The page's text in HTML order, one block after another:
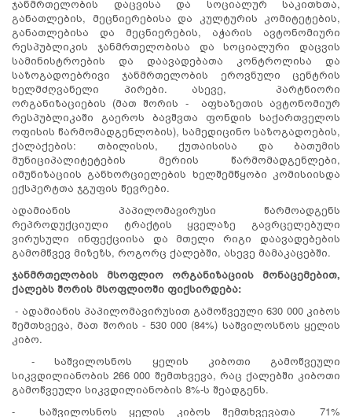
ჯანმრთელობის დაცვისა და სოციალურ საკითხთა,
განათლების, მეცნიერებისა და კულტურის კომიტეტების,
განათლებისა და მეცნიერების, აჭარის ავტონომიური
რესპუბლიკის ჯანმრთელობისა და სოციალური დაცვის
სამინისტროების და დაავადებათა კონტროლისა და
საზოგადოებრივი ჯანმრთელობის ეროვნული ცენტრის
ხელმძღვანელი პირები. ასევე, პარტნიორი
ორგანიზაციების (მათ შორის - აფხაზეთის ავტონომიურ
რესპუბლიკაში გაეროს ბავშვთა ფონდის საქართველოს
ოფისის წარმომადგენლობის), სამედიცინო საზოგადოების,
ქალაქების: თბილისის, ქუთაისისა და ბათუმის
მუნიციპალიტეტების მერიის წარმომადგენლები,
იმუნიზაციის განხორციელების ხელშემწყობი კომისიისდა
ექსპერტთა ჯგუფის წევრები.
ადამიანის პაპილომავირუსი წარმოადგენს
რეპროდუქციული ტრაქტის ყველაზე გავრცელებული
ვირუსული ინფექციისა და მთელი რიგი დაავადებების
გამომწვევ მიზეზს, როგორც ქალებში, ასევე მამაკაცებში.
ჯანმრთელობის მსოფლიო ორგანიზაციის მონაცემებით,
ქალებს შორის მსოფლიოში ფიქსირდება:
- ადამიანის პაპილომავირუსით გამოწვეული 630 000 კიბოს
შემთხვევა, მათ შორის - 530 000 (84%) საშვილოსნოს ყელის
კიბო.
- საშვილოსნოს ყელის კიბოთი გამოწვეული
სიკვდილიანობის 266 000 შემთხვევა, რაც ქალებში კიბოთი
გამოწვეული სიკვდილიანობის 8%-ს შეადგენს.
- საშვილოსნოს ყელის კიბოს შემთხვევათა 71%